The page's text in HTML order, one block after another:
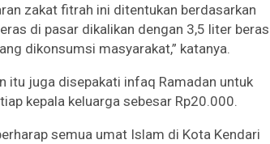
zakat fitrah ini ditentukan berdasarkan
di pasar dikalikan dengan 3,5 liter beras
dikonsumsi masyarakat,” katanya.
itu juga disepakati infaq Ramadan untuk
kepala keluarga sebesar Rp20.000.
semua umat Islam di Kota Kendari